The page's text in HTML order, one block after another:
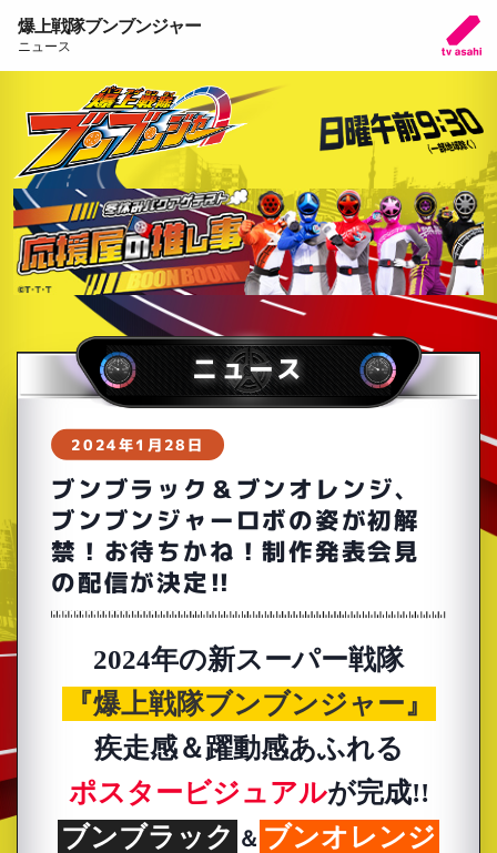
爆上戦隊ブンブンジャー
ニュース
ニュース
2024年1月28日
ブンブラック＆ブンオレンジ、
ブンブンジャーロボの姿が初解
禁！お待ちかね！制作発表会見
の配信が決定!!
2024年の新スーパー戦隊
『爆上戦隊ブンブンジャー』
疾走感＆躍動感あふれる
ポスタービジュアルが完成!!
ブンブラック ＆ ブンオレンジ